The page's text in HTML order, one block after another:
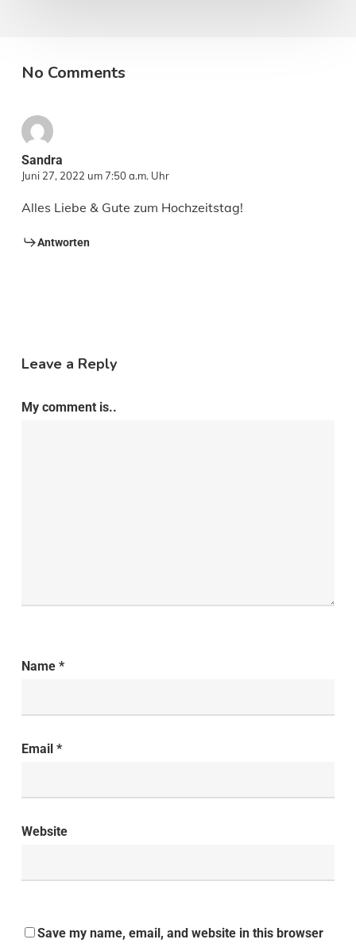
No Comments
Sandra
Juni 27, 2022 um 7:50 a.m. Uhr
Alles Liebe & Gute zum Hochzeitstag!
Antworten
Leave a Reply
My comment is..
Name *
Email *
Website
Save my name, email, and website in this browser